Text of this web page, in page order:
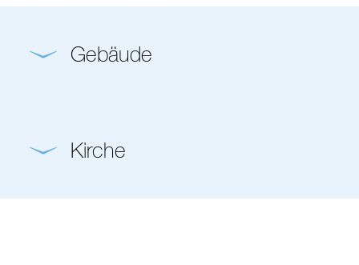
Gebäude
Kirche